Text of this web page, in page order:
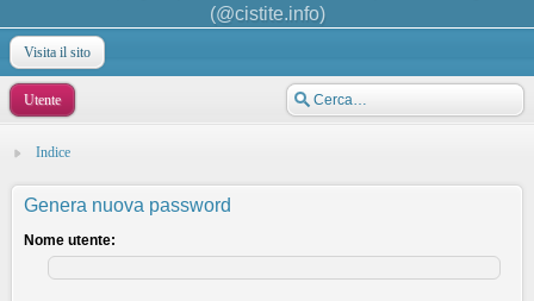
(@cistite.info)
Visita il sito
Utente
Indice
Genera nuova password
Nome utente: